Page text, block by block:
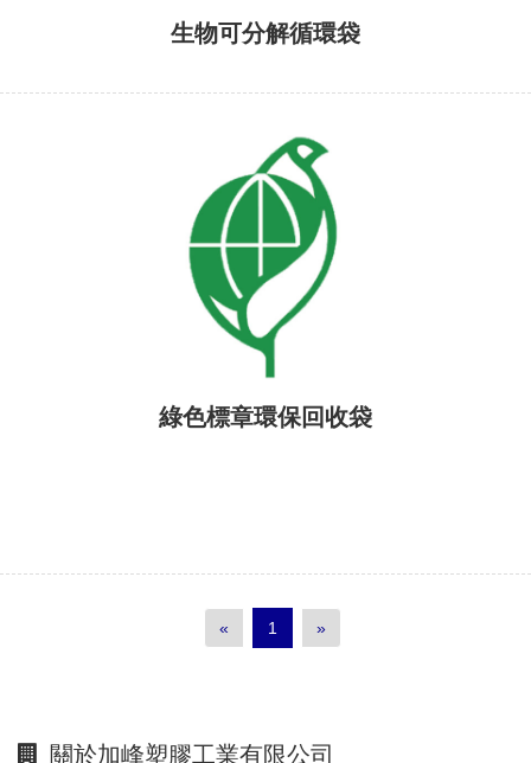
生物可分解循環袋
綠色標章環保回收袋
« 1 »
關於加峰塑膠工業有限公司